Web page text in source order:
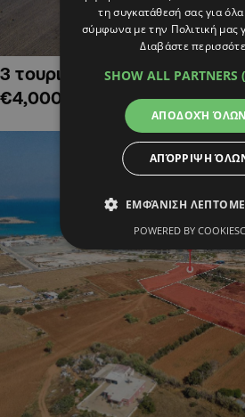
3 τουριστικά χωράφια στην
€4,000,000
τη συγκατάθεσή σας για
σύμφωνα με την Πολιτική μας
Διαβάστε
SHOW ALL PARTNERS
ΑΠΟΔΟΧΉ ΌΛΩΝ
ΑΠΌΡΡΙΨΗ
ΕΜΦΆΝΙΣΗ
POWERED BY